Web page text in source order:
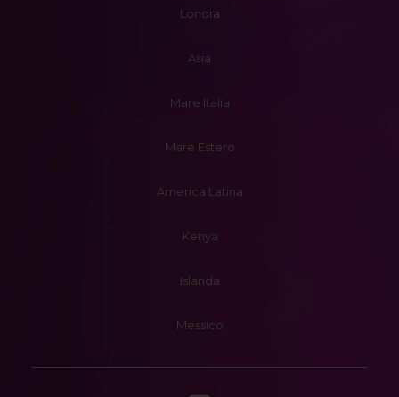
Londra
Asia
Mare Italia
Mare Estero
America Latina
Kenya
Islanda
Messico